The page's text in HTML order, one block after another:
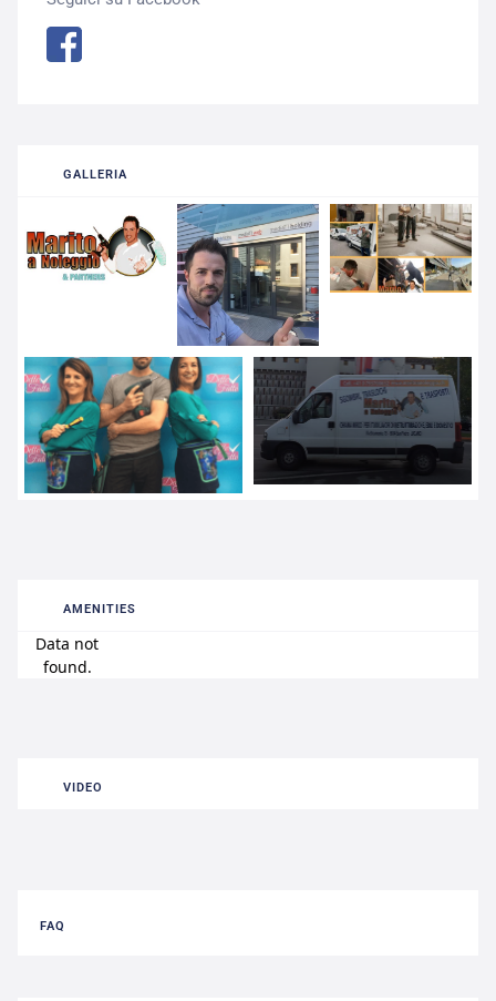
GALLERIA
AMENITIES
Data not
found.
VIDEO
FAQ